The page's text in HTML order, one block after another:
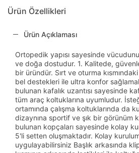
Ürün Özellikleri
Ürün Açıklaması
Ortopedik yapısı sayesinde
ve doğa dostudur. 1. Kalitede,
bir üründür. Sırt ve oturma
bel destekleri ile ultra konfor
bulunan kafalık uzantısı sayesinde
tüm araç koltuklarına uyumludur.
ortamında çalışma koltuklarında da
dizaynına sportif ve şık bir görünüm
bulunan kopçaları sayesinde kolay
5'li setten oluşmaktadır. Kolay
uygulayabilirsiniz Başlık arkasında